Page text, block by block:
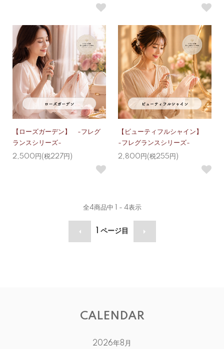
【ローズガーデン】 -フレグ
ランスシリーズ-
2,500円(税227円)
【ビューティフルシャイン】
-フレグランスシリーズ-
2,800円(税255円)
全4商品中 1 - 4表示
ページ目
CALENDAR
2026年8月